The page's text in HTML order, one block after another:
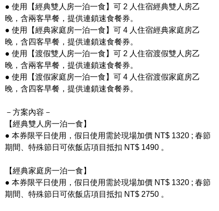
● 使用【經典雙人房一泊一食】可 2 人住宿經典雙人房乙
晚，含兩客早餐，提供連鎖速食餐券。
● 使用【經典家庭房一泊一食】可 4 人住宿經典家庭房乙
晚，含四客早餐，提供連鎖速食餐券。
● 使用【渡假雙人房一泊一食】可 2 人住宿渡假雙人房乙
晚，含兩客早餐，提供連鎖速食餐券。
● 使用【渡假家庭房一泊一食】可 4 人住宿渡假家庭房乙
晚，含四客早餐，提供連鎖速食餐券。
－方案內容－
【經典雙人房一泊一食】
● 本券限平日使用，假日使用需於現場加價 NT$ 1320 ; 春節
期間、特殊節日可依飯店項目抵扣 NT$ 1490 。
【經典家庭房一泊一食】
● 本券限平日使用，假日使用需於現場加價 NT$ 1320 ; 春節
期間、特殊節日可依飯店項目抵扣 NT$ 2750 。